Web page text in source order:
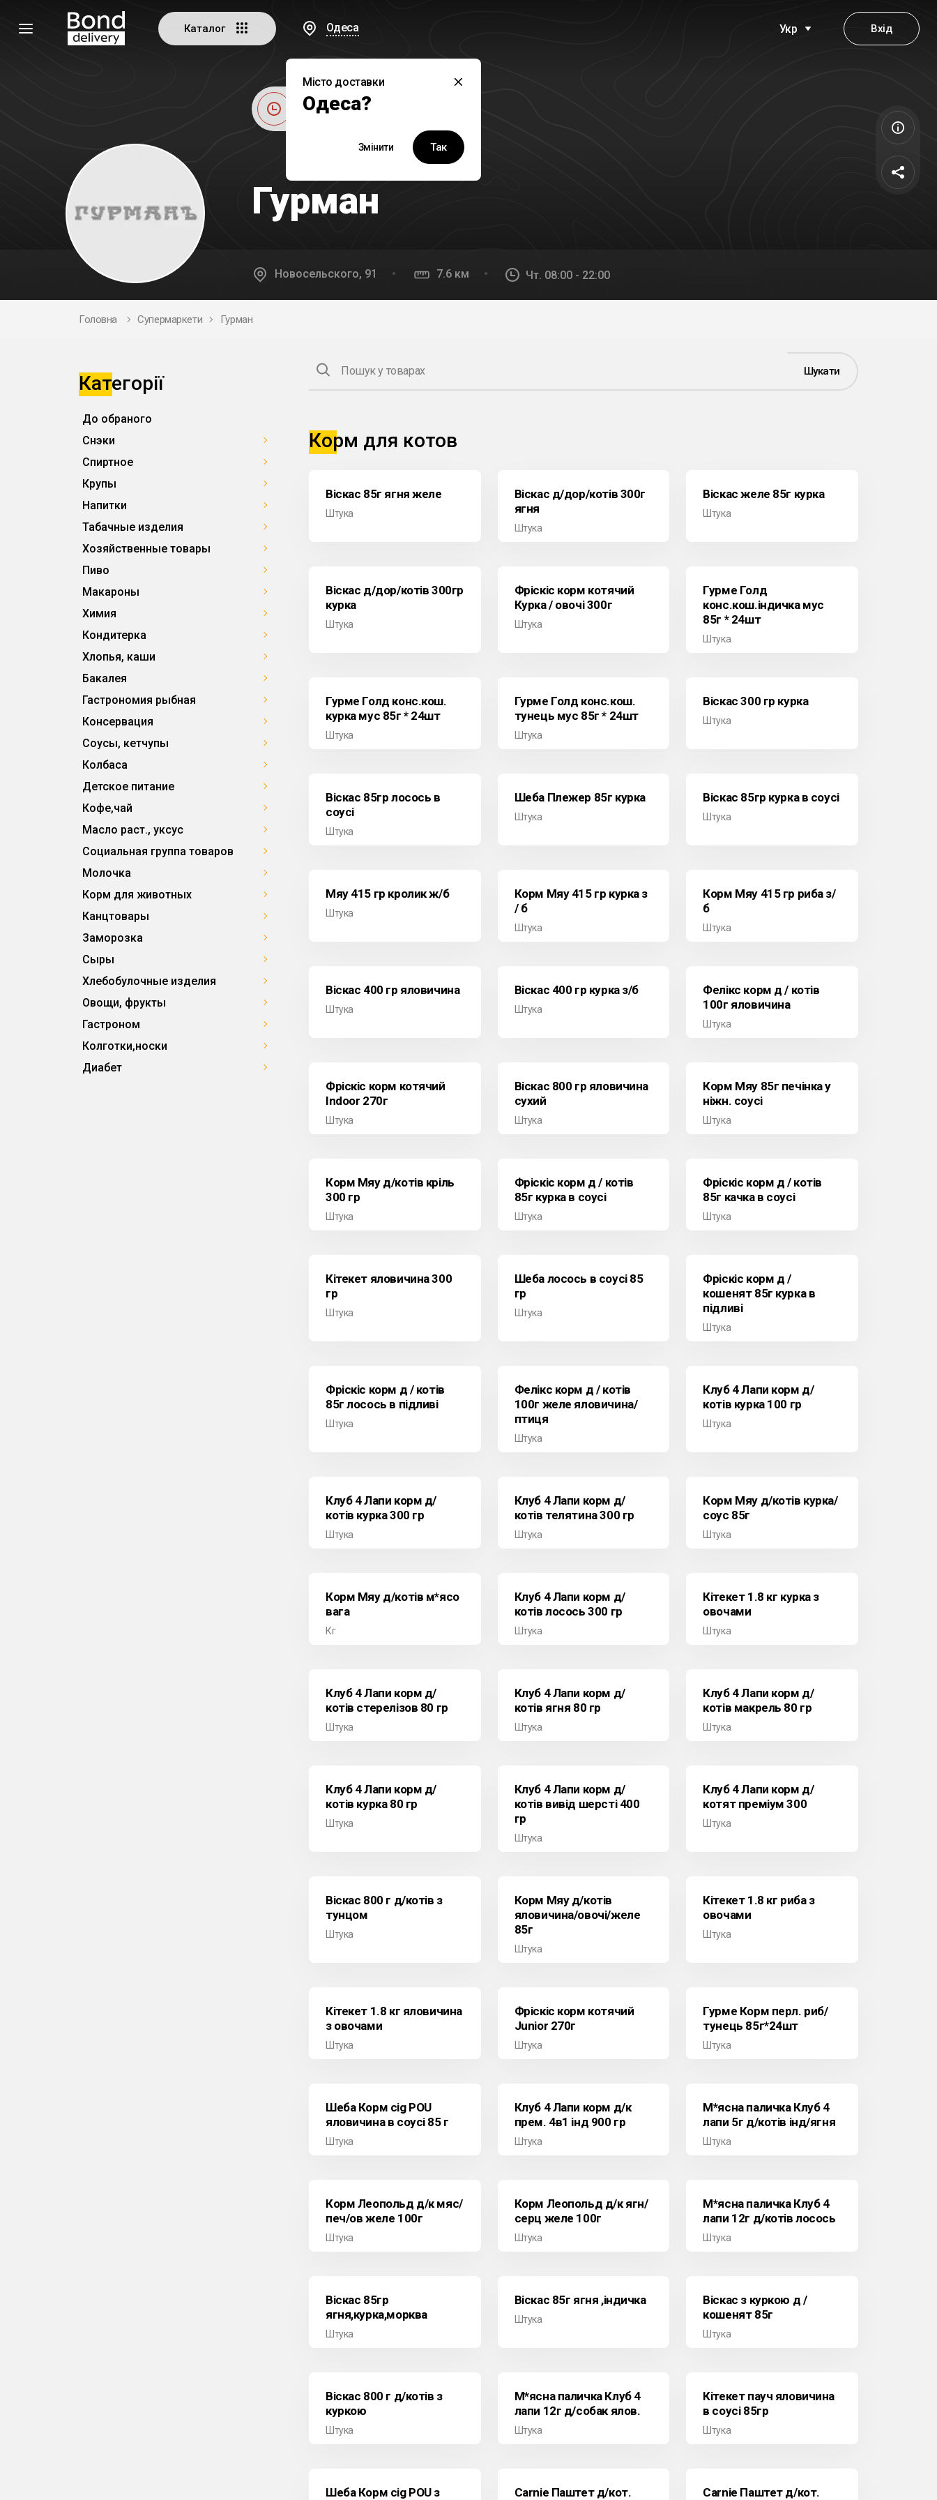
Каталог Одеса
Місто доставки
Одеса?
Змінити Так
Укр Вхід
Цей заклад наразі не працює
Гурман
Новосельского, 91 7.6 км Чт. 08:00 - 22:00
Головна Супермаркети Гурман
Категорії
До обраного
Снэки
Спиртное
Крупы
Напитки
Табачные изделия
Хозяйственные товары
Пиво
Макароны
Химия
Кондитерка
Хлопья, каши
Бакалея
Гастрономия рыбная
Консервация
Соусы, кетчупы
Колбаса
Детское питание
Кофе,чай
Масло раст., уксус
Социальная группа товаров
Молочка
Корм для животных
Канцтовары
Заморозка
Сыры
Хлебобулочные изделия
Овощи, фрукты
Гастроном
Колготки,носки
Диабет
Пошук у товарах Шукати
Корм для котов
Віскас 85г ягня желе
Штука
Віскас д/дор/котів 300г
ягня
Штука
Віскас желе 85г курка
Штука
Віскас д/дор/котів 300гр
курка
Штука
Фріскіс корм котячий
Курка / овочі 300г
Штука
Гурме Голд
конс.кош.індичка мус
85г * 24шт
Штука
Гурме Голд конс.кош.
курка мус 85г * 24шт
Штука
Гурме Голд конс.кош.
тунець мус 85г * 24шт
Штука
Віскас 300 гр курка
Штука
Віскас 85гр лосось в
соусі
Штука
Шеба Плежер 85г курка
Штука
Віскас 85гр курка в соусі
Штука
Мяу 415 гр кролик ж/б
Штука
Корм Мяу 415 гр курка з
/ б
Штука
Корм Мяу 415 гр риба з/
б
Штука
Віскас 400 гр яловичина
Штука
Віскас 400 гр курка з/б
Штука
Фелікс корм д / котів
100г яловичина
Штука
Фріскіс корм котячий
Indoor 270г
Штука
Віскас 800 гр яловичина
сухий
Штука
Корм Мяу 85г печінка у
ніжн. соусі
Штука
Корм Мяу д/котів кріль
300 гр
Штука
Фріскіс корм д / котів
85г курка в соусі
Штука
Фріскіс корм д / котів
85г качка в соусі
Штука
Кітекет яловичина 300
гр
Штука
Шеба лосось в соусі 85
гр
Штука
Фріскіс корм д /
кошенят 85г курка в
підливі
Штука
Фріскіс корм д / котів
85г лосось в підливі
Штука
Фелікс корм д / котів
100г желе яловичина/
птиця
Штука
Клуб 4 Лапи корм д/
котів курка 100 гр
Штука
Клуб 4 Лапи корм д/
котів курка 300 гр
Штука
Клуб 4 Лапи корм д/
котів телятина 300 гр
Штука
Корм Мяу д/котів курка/
соус 85г
Штука
Корм Мяу д/котів м*ясо
вага
Кг
Клуб 4 Лапи корм д/
котів лосось 300 гр
Штука
Кітекет 1.8 кг курка з
овочами
Штука
Клуб 4 Лапи корм д/
котів стерелізов 80 гр
Штука
Клуб 4 Лапи корм д/
котів ягня 80 гр
Штука
Клуб 4 Лапи корм д/
котів макрель 80 гр
Штука
Клуб 4 Лапи корм д/
котів курка 80 гр
Штука
Клуб 4 Лапи корм д/
котів вивід шерсті 400
гр
Штука
Клуб 4 Лапи корм д/
котят преміум 300
Штука
Віскас 800 г д/котів з
тунцом
Штука
Корм Мяу д/котів
яловичина/овочі/желе
85г
Штука
Кітекет 1.8 кг риба з
овочами
Штука
Кітекет 1.8 кг яловичина
з овочами
Штука
Фріскіс корм котячий
Junior 270г
Штука
Гурме Корм перл. риб/
тунець 85г*24шт
Штука
Шеба Корм cig POU
яловичина в соусі 85 г
Штука
Клуб 4 Лапи корм д/к
прем. 4в1 інд 900 гр
Штука
М*ясна паличка Клуб 4
лапи 5г д/котів інд/ягня
Штука
Корм Леопольд д/к мяс/
печ/ов желе 100г
Штука
Корм Леопольд д/к ягн/
серц желе 100г
Штука
М*ясна паличка Клуб 4
лапи 12г д/котів лосось
Штука
Віскас 85гр
ягня,курка,морква
Штука
Віскас 85г ягня ,індичка
Штука
Віскас з куркою д /
кошенят 85г
Штука
Віскас 800 г д/котів з
куркою
Штука
М*ясна паличка Клуб 4
лапи 12г д/собак ялов.
Штука
Кітекет пауч яловичина
в соусі 85гр
Штука
Шеба Корм cig POU з Carnie Паштет д/кот. Carnie Паштет д/кот.